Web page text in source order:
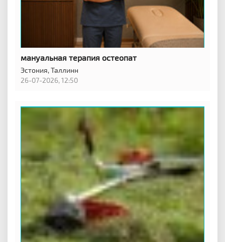
мануальная терапия остеопат
Эстония,Таллинн
26-07-2026, 12:50